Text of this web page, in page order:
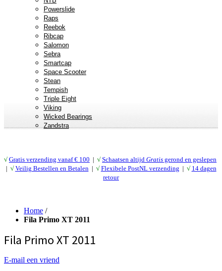
Powerslide
Raps
Reebok
Ribcap
Salomon
Sebra
Smartcap
Space Scooter
Stean
Tempish
Triple Eight
Viking
Wicked Bearings
Zandstra
√ Gratis verzending vanaf € 100 | √ Schaatsen altijd Gratis gerond en geslepen
| √ Veilig Bestellen en Betalen | √ Flexibele PostNL verzending | √ 14 dagen
retour
Home /
Fila Primo XT 2011
Fila Primo XT 2011
E-mail een vriend